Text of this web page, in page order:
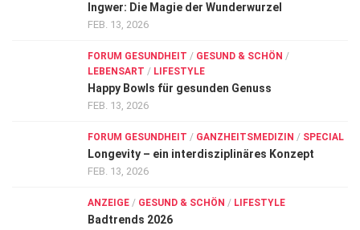
Ingwer: Die Magie der Wunderwurzel
FEB. 13, 2026
FORUM GESUNDHEIT / GESUND & SCHÖN /
LEBENSART / LIFESTYLE
Happy Bowls für gesunden Genuss
FEB. 13, 2026
FORUM GESUNDHEIT / GANZHEITSMEDIZIN / SPECIAL
Longevity – ein interdisziplinäres Konzept
FEB. 13, 2026
ANZEIGE / GESUND & SCHÖN / LIFESTYLE
Badtrends 2026